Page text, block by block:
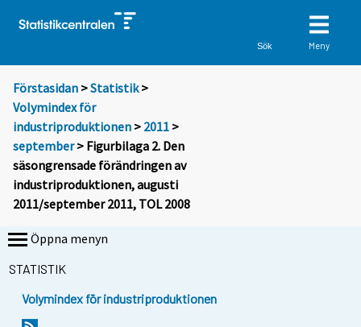
Sök Meny
Förstasidan >Statistik >
Volymindex för
industriproduktionen > 2011 >
september> Figurbilaga 2. Den
säsongrensade förändringen av
industriproduktionen, augusti
2011/september 2011, TOL 2008
Öppna menyn
STATISTIK
Volymindex för industriproduktionen